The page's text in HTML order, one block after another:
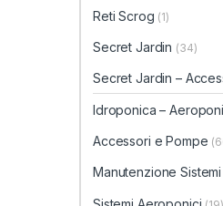
Reti Scrog (1)
Secret Jardin (34)
Secret Jardin –
Idroponica –
Accessori e Pompe
Manutenzione